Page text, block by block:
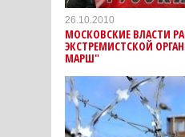
26.10.2010
МОСКОВСКИЕ ВЛАСТИ
ЭКСТРЕМИСТСКОЙ
МАРШ"